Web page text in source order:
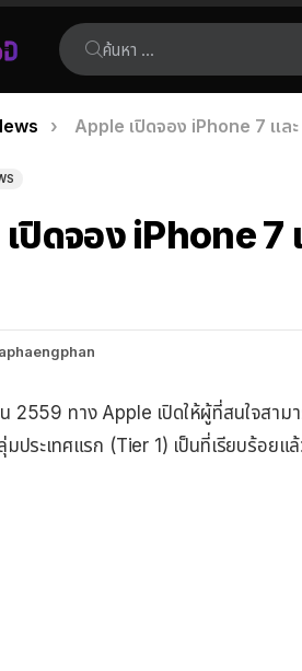
ค้นหา:
Apple เปิดจอง iPhone 7 แล
ปิดจอง iPhone
2559 ทาง Apple เปิดให้ผู้ที่สนใจสา
ประเทศแรก (Tier 1) เป็นที่เรียบร้อยแ